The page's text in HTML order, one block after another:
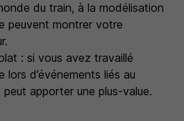
du train, à la modélisation
peuvent montrer votre
: si vous avez travaillé
d’événements liés au
apporter une plus-value.